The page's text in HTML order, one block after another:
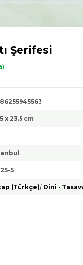
Şerifesi
x 23.5 cm
5
(Türkçe)/ Dini -